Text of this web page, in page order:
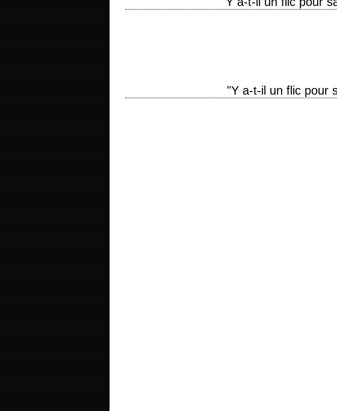
"Y a-t-il un flic pour